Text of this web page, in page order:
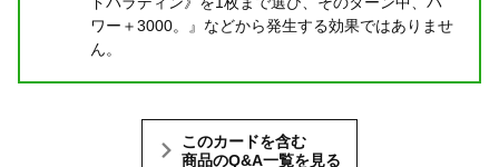
ワー＋3000。』などから発生する効果ではありませ
ん。
このカードを含む
商品のQ&A一覧を見る